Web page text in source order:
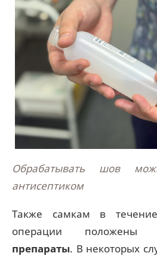
Обрабатывать шов
антисептиком
Также самкам в
операции положены
препараты. В некоторых